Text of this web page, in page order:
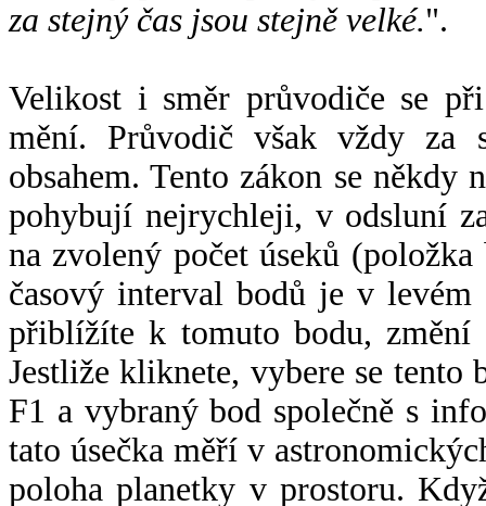
za stejný čas jsou stejně velké.".
Velikost i směr průvodiče se
mění. Průvodič však vždy za
obsahem. Tento zákon se někdy
pohybují nejrychleji, v odsluní
na zvolený počet úseků
časový interval bodů je v
přiblížíte k tomuto bodu,
Jestliže kliknete, vybere se tento
F1 a vybraný bod společně s
tato úsečka měří v
poloha planetky v prostoru.